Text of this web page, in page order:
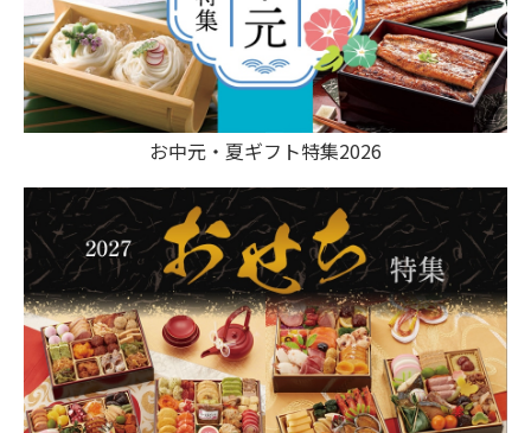
お中元・夏ギフト特集2026